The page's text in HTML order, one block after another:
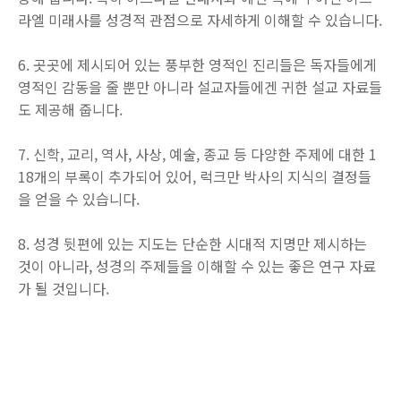
라엘 미래사를 성경적 관점으로 자세하게 이해할 수 있습니다.
6. 곳곳에 제시되어 있는 풍부한 영적인 진리들은 독자들에게
영적인 감동을 줄 뿐만 아니라 설교자들에겐 귀한 설교 자료들
도 제공해 줍니다.
7. 신학, 교리, 역사, 사상, 예술, 종교 등 다양한 주제에 대한 1
18개의 부록이 추가되어 있어, 럭크만 박사의 지식의 결정들
을 얻을 수 있습니다.
8. 성경 뒷편에 있는 지도는 단순한 시대적 지명만 제시하는
것이 아니라, 성경의 주제들을 이해할 수 있는 좋은 연구 자료
가 될 것입니다.